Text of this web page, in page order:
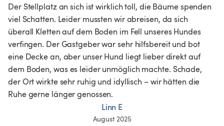
Der Stellplatz an sich ist wirklich toll, die Bäume spenden
viel Schatten. Leider mussten wir abreisen, da sich
überall Kletten auf dem Boden im Fell unseres Hundes
verfingen. Der Gastgeber war sehr hilfsbereit und bot
eine Decke an, aber unser Hund liegt lieber direkt auf
dem Boden, was es leider unmöglich machte. Schade,
der Ort wirkte sehr ruhig und idyllisch – wir hätten die
Ruhe gerne länger genossen.
Linn E
August 2025